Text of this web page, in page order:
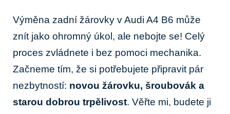
Výměna zadní žárovky v Audi A4 B6 může
znít jako ohromný úkol, ale nebojte se! Celý
proces zvládnete i bez pomoci mechanika.
Začneme tím, že si potřebujete připravit pár
nezbytností: novou žárovku, šroubovák a
starou dobrou trpělivost. Věřte mi, budete ji